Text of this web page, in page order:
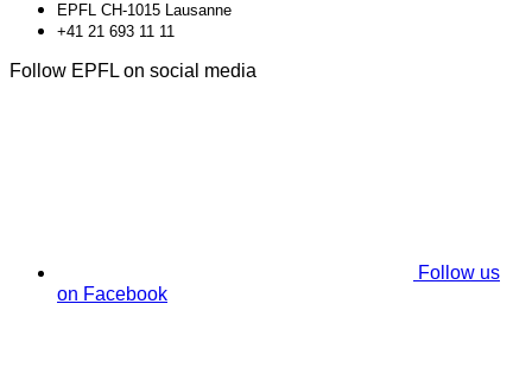
EPFL CH-1015 Lausanne
+41 21 693 11 11
Follow EPFL on social media
Follow us
on Facebook